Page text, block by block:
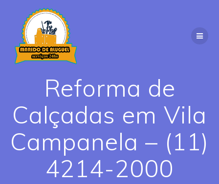
Reforma de
Calçadas em Vila
Campanela – (11)
4214-2000